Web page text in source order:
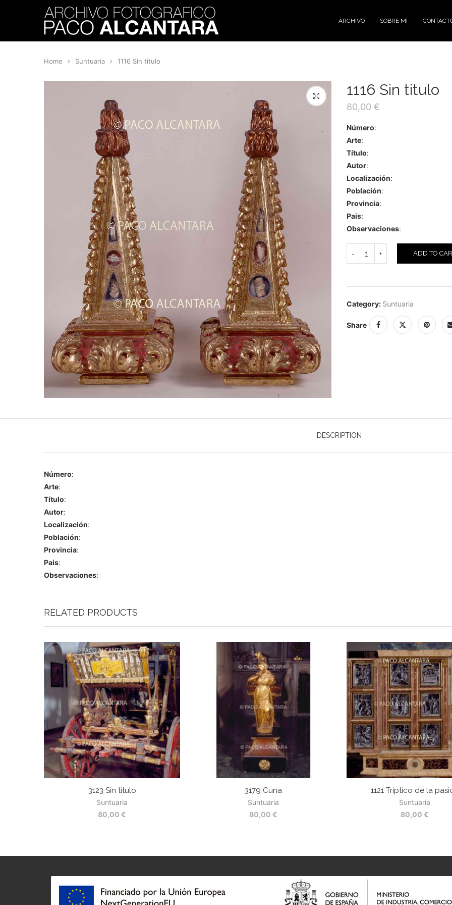
ARCHIVO SOBRE MI
Home Suntuaria 1116 Sin titulo
1116 Sin titulo
80,00 €
Número:
Arte:
Título:
Autor:
Localización:
Población:
Provincia:
Pais:
Observaciones:
ADD TO
Category: Suntuaria
Share
DESCRIPTION
Número:
Arte:
Título:
Autor:
Localización:
Población:
Provincia:
Pais:
Observaciones:
RELATED PRODUCTS
3123 Sin titulo
Suntuaria
80,00 €
3179 Cuna
Suntuaria
80,00 €
1121 Tríptico de la
Suntuaria
80,00 €